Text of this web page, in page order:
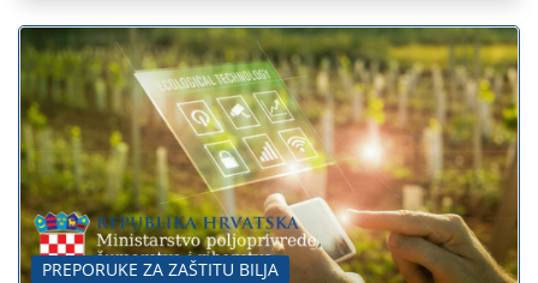
PREPORUKE ZA ZAŠTITU BILJA